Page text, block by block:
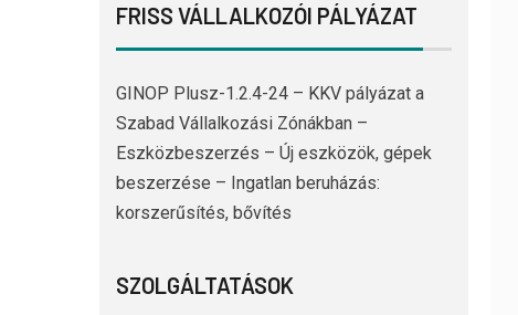
FRISS VÁLLALKOZÓI PÁLYÁZAT
GINOP Plusz-1.2.4-24 – KKV pályázat a
Szabad Vállalkozási Zónákban –
Eszközbeszerzés – Új eszközök, gépek
beszerzése – Ingatlan beruházás:
korszerűsítés, bővítés
SZOLGÁLTATÁSOK